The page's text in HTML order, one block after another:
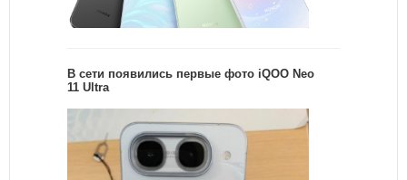
В сети появились первые фото iQOO Neo
11 Ultra